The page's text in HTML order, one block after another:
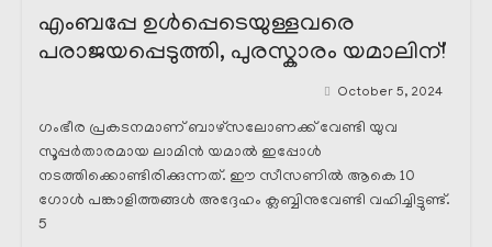
എംബപ്പേ ഉൾപ്പെടെയുള്ളവരെ
പരാജയപ്പെടുത്തി, പുരസ്കാരം യമാലിന്!
October 5, 2024
ഗംഭീര പ്രകടനമാണ് ബാഴ്സലോണക്ക് വേണ്ടി യുവ
സൂപ്പർതാരമായ ലാമിൻ യമാൽ ഇപ്പോൾ
നടത്തിക്കൊണ്ടിരിക്കുന്നത്. ഈ സീസണിൽ ആകെ 10
ഗോൾ പങ്കാളിത്തങ്ങൾ അദ്ദേഹം ക്ലബ്ബിനുവേണ്ടി വഹിച്ചിട്ടുണ്ട്.
5